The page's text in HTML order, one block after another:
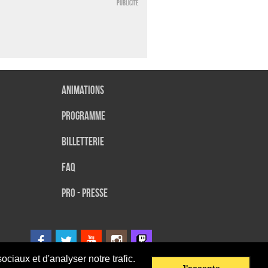
et d'analyser notre trafic.
Publicité
Animations
Programme
Billetterie
FAQ
Pro - presse